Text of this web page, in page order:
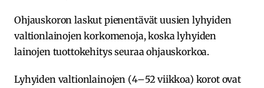
Ohjauskoron laskut pienentävät uusien lyhyiden
valtionlainojen korkomenoja, koska lyhyiden
lainojen tuottokehitys seuraa ohjauskorkoa.
Lyhyiden valtionlainojen (4–52 viikkoa) korot ovat